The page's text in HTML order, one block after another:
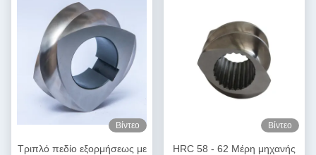
Βίντεο
Τριπλό πεδίο εξορμήσεως με
Βίντεο
HRC 58 - 62 Μέρη μηχανής